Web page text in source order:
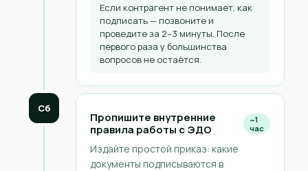
Если контрагент не понимает, как
подписать — позвоните и
проведите за 2–3 минуты. После
первого раза у большинства
вопросов не остаётся.
Сб
Пропишите внутренние
правила работы с ЭДО
~1
час
Издайте простой приказ: какие
документы подписываются в